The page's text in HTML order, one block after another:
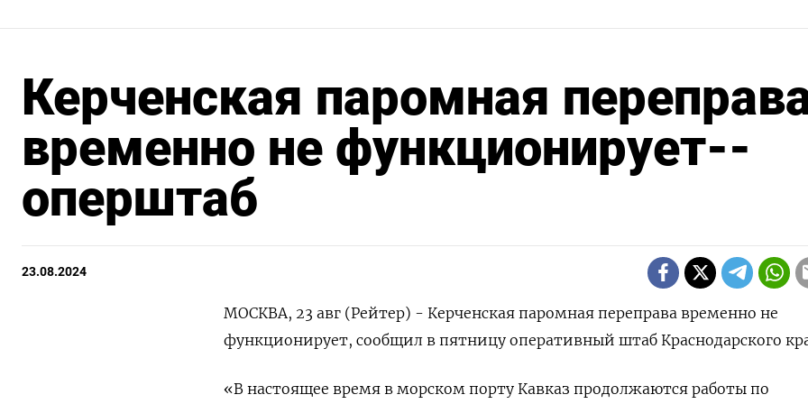
Керченская паромная
временно не функционирует--
оперштаб
23.08.2024
МОСКВА, 23 авг (Рейтер) - Керченская паромная переправа временно не
функционирует, сообщил в пятницу оперативный штаб Краснодарского
«В настоящее время в морском порту Кавказ продолжаются работы по